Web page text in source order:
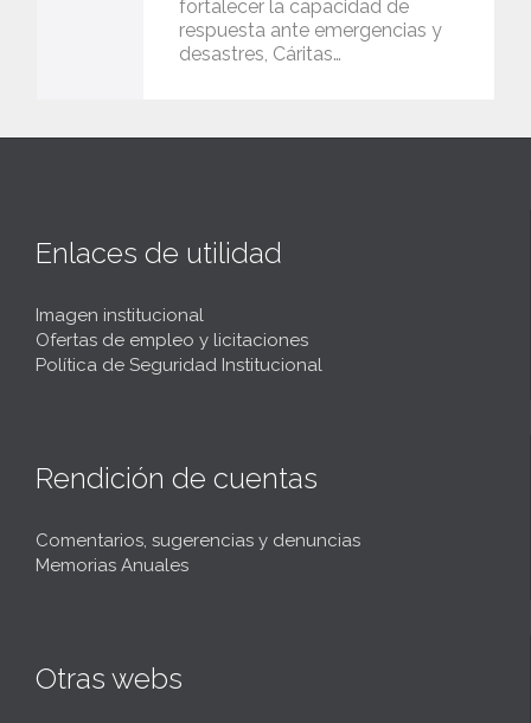
fortalecer la capacidad de
respuesta ante emergencias y
desastres, Cáritas…
Enlaces de utilidad
Imagen institucional
Ofertas de empleo y licitaciones
Política de Seguridad Institucional
Rendición de cuentas
Comentarios, sugerencias y denuncias
Memorias Anuales
Otras webs